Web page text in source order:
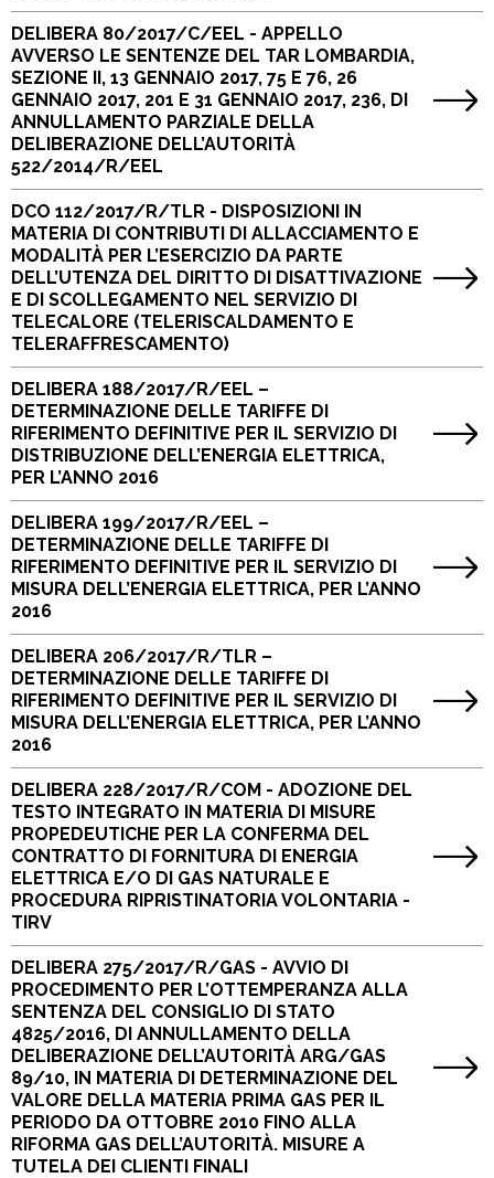
DELIBERA 80/2017/C/EEL - APPELLO
AVVERSO LE SENTENZE DEL TAR LOMBARDIA,
SEZIONE II, 13 GENNAIO 2017, 75 E 76, 26
GENNAIO 2017, 201 E 31 GENNAIO 2017, 236, DI
ANNULLAMENTO PARZIALE DELLA
DELIBERAZIONE DELL’AUTORITÀ
522/2014/R/EEL
DCO 112/2017/R/TLR - DISPOSIZIONI IN
MATERIA DI CONTRIBUTI DI ALLACCIAMENTO E
MODALITÀ PER L’ESERCIZIO DA PARTE
DELL’UTENZA DEL DIRITTO DI DISATTIVAZIONE
E DI SCOLLEGAMENTO NEL SERVIZIO DI
TELECALORE (TELERISCALDAMENTO E
TELERAFFRESCAMENTO)
DELIBERA 188/2017/R/EEL –
DETERMINAZIONE DELLE TARIFFE DI
RIFERIMENTO DEFINITIVE PER IL SERVIZIO DI
DISTRIBUZIONE DELL’ENERGIA ELETTRICA,
PER L’ANNO 2016
DELIBERA 199/2017/R/EEL –
DETERMINAZIONE DELLE TARIFFE DI
RIFERIMENTO DEFINITIVE PER IL SERVIZIO DI
MISURA DELL’ENERGIA ELETTRICA, PER L’ANNO
2016
DELIBERA 206/2017/R/TLR –
DETERMINAZIONE DELLE TARIFFE DI
RIFERIMENTO DEFINITIVE PER IL SERVIZIO DI
MISURA DELL’ENERGIA ELETTRICA, PER L’ANNO
2016
DELIBERA 228/2017/R/COM - ADOZIONE DEL
TESTO INTEGRATO IN MATERIA DI MISURE
PROPEDEUTICHE PER LA CONFERMA DEL
CONTRATTO DI FORNITURA DI ENERGIA
ELETTRICA E/O DI GAS NATURALE E
PROCEDURA RIPRISTINATORIA VOLONTARIA -
TIRV
DELIBERA 275/2017/R/GAS - AVVIO DI
PROCEDIMENTO PER L’OTTEMPERANZA ALLA
SENTENZA DEL CONSIGLIO DI STATO
4825/2016, DI ANNULLAMENTO DELLA
DELIBERAZIONE DELL’AUTORITÀ ARG/GAS
89/10, IN MATERIA DI DETERMINAZIONE DEL
VALORE DELLA MATERIA PRIMA GAS PER IL
PERIODO DA OTTOBRE 2010 FINO ALLA
RIFORMA GAS DELL’AUTORITÀ. MISURE A
TUTELA DEI CLIENTI FINALI